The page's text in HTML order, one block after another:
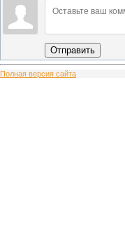
Отправить
Полная версия сайта